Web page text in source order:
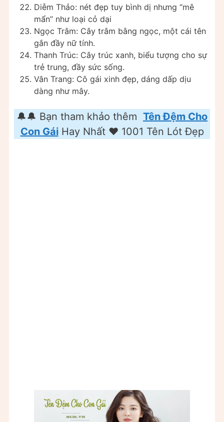
Diễm Thảo: nét đẹp tuy bình dị nhưng “mê
mẩn” như loại cỏ dại
Ngọc Trâm: Cây trâm bằng ngọc, một cái tên
gắn đầy nữ tính.
Thanh Trúc: Cây trúc xanh, biểu tượng cho sự
trẻ trung, đầy sức sống.
Vân Trang: Cô gái xinh đẹp, dáng dấp dịu
dàng như mây.
🔔🔔 Bạn tham khảo thêm Tên Đệm Cho
Con GáiHay Nhất ❤️️ 1001 Tên Lót Đẹp